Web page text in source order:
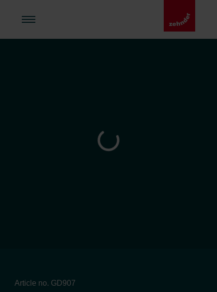
Article no. GD907